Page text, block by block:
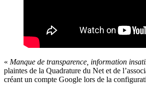
« Manque de transparence, information
plaintes de la Quadrature du Net et de
créant un compte Google lors de la